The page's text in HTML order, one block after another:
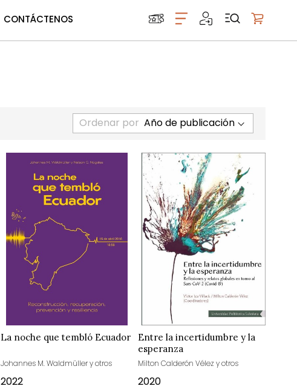
CONTÁCTENOS
Ordenar por
La noche que tembló Ecuador
Johannes M. Waldmüller y otros
2022
Entre la incertidumbre y la
esperanza
Milton Calderón Vélez y otros
2020